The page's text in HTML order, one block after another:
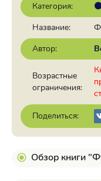
Категория:
Название:
Автор:
Возрастные
ограничения:
Поделиться:
Обзор книги